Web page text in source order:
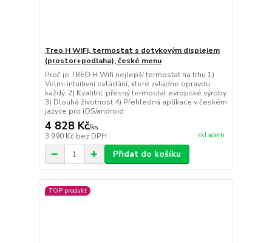
Treo H WiFi, termostat s dotykovým displejem
(prostor+podlaha), české menu
Proč je TREO H Wifi nejlepší termostat na trhu 1)
Velmi intuitivní ovládání, které zvládne opravdu
každý. 2) Kvalitní, přesný termostat evropské výroby
3) Dlouhá životnost 4) Přehledná aplikace v českém
jazyce pro iOS/android
4 828 Kč/ks
3 990 Kč bez DPH skladem
Přidat do košíku
TOP produkt